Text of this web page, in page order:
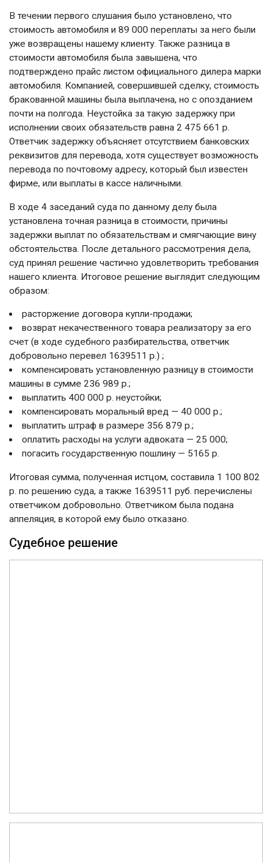
В течении первого слушания было установлено, что
стоимость автомобиля и 89 000 переплаты за него были
уже возвращены нашему клиенту. Также разница в
стоимости автомобиля была завышена, что
подтверждено прайс листом официального дилера марки
автомобиля. Компанией, совершившей сделку, стоимость
бракованной машины была выплачена, но с опозданием
почти на полгода. Неустойка за такую задержку при
исполнении своих обязательств равна 2 475 661 р.
Ответчик задержку объясняет отсутствием банковских
реквизитов для перевода, хотя существует возможность
перевода по почтовому адресу, который был известен
фирме, или выплаты в кассе наличными.
В ходе 4 заседаний суда по данному делу была
установлена точная разница в стоимости, причины
задержки выплат по обязательствам и смягчающие вину
обстоятельства. После детального рассмотрения дела,
суд принял решение частично удовлетворить требования
нашего клиента. Итоговое решение выглядит следующим
образом:
расторжение договора купли-продажи;
возврат некачественного товара реализатору за его
счет (в ходе судебного разбирательства, ответчик
добровольно перевел 1639511 р.) ;
компенсировать установленную разницу в стоимости
машины в сумме 236 989 р.;
выплатить 400 000 р. неустойки;
компенсировать моральный вред — 40 000 р.;
выплатить штраф в размере 356 879 р.;
оплатить расходы на услуги адвоката — 25 000;
погасить государственную пошлину — 5165 р.
Итоговая сумма, полученная истцом, составила 1 100 802
р. по решению суда, а также 1639511 руб. перечислены
ответчиком добровольно. Ответчиком была подана
аппеляция, в которой ему было отказано.
Судебное решение